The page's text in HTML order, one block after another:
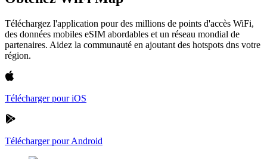
Téléchargez l'application pour des millions de points d'accès WiFi,
des données mobiles eSIM abordables et un réseau mondial de
partenaires. Aidez la communauté en ajoutant des hotspots dns votre
région.
Télécharger pour iOS
Télécharger pour Android